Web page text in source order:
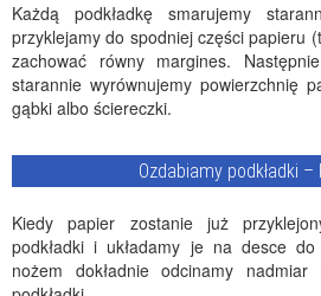
Każdą podkładkę smarujemy
przyklejamy do spodniej części papieru
zachować równy margines.
starannie wyrównujemy powierzchnię
gąbki albo ściereczki.
Ozdabiamy podkładki –
Kiedy papier zostanie już
podkładki i układamy je na desce
nożem dokładnie odcinamy